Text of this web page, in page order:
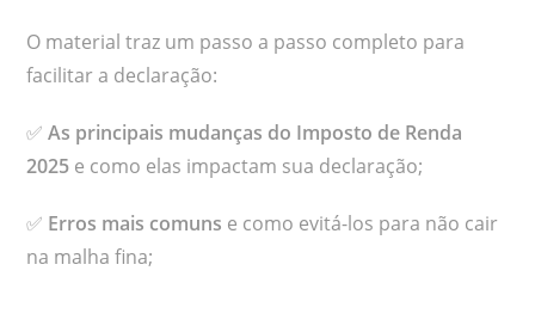
O material traz um passo a passo completo para
facilitar a declaração:
✅As principais mudanças do Imposto de Renda
2025 e como elas impactam sua declaração;
✅ Erros mais comuns e como evitá-los para não cair
na malha fina;